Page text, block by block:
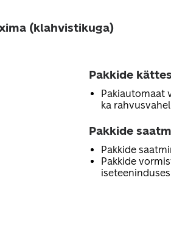
(klahvistikuga)
Pakkide
Pakiautomaat
ka
Pakkide
Pakkide
Pakkide
iseteeninduses